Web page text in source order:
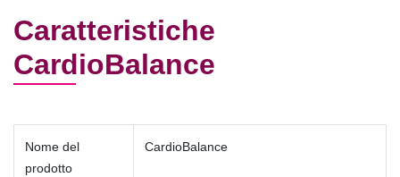
Caratteristiche
CardioBalance
Nome del
prodotto
CardioBalance